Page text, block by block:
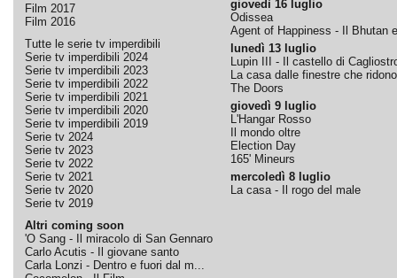
Film 2017
Film 2016
Tutte le serie tv imperdibili
Serie tv imperdibili 2024
Serie tv imperdibili 2023
Serie tv imperdibili 2022
Serie tv imperdibili 2021
Serie tv imperdibili 2020
Serie tv imperdibili 2019
Serie tv 2024
Serie tv 2023
Serie tv 2022
Serie tv 2021
Serie tv 2020
Serie tv 2019
Altri coming soon
'O Sang - Il miracolo di San Gennaro
Carlo Acutis - Il giovane santo
Carla Lonzi - Dentro e fuori dal m...
giovedì 16 luglio
Odissea
Agent of Happiness - Il Bhutan
lunedì 13 luglio
Lupin III - Il castello di
La casa dalle finestre che ridono
The Doors
giovedì 9 luglio
L'Hangar Rosso
Il mondo oltre
Election Day
165' Mineurs
mercoledì 8 luglio
La casa - Il rogo del male